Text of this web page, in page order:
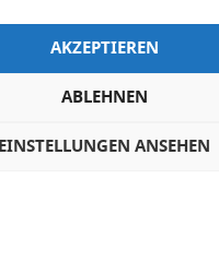
AKZEPTIEREN
ABLEHNEN
EINSTELLUNGEN ANSEHEN